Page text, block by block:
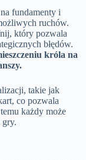
fundamenty i
ruchów.
który pozwala
błędów.
króla na
takie jak
co pozwala
każdy może
gry.